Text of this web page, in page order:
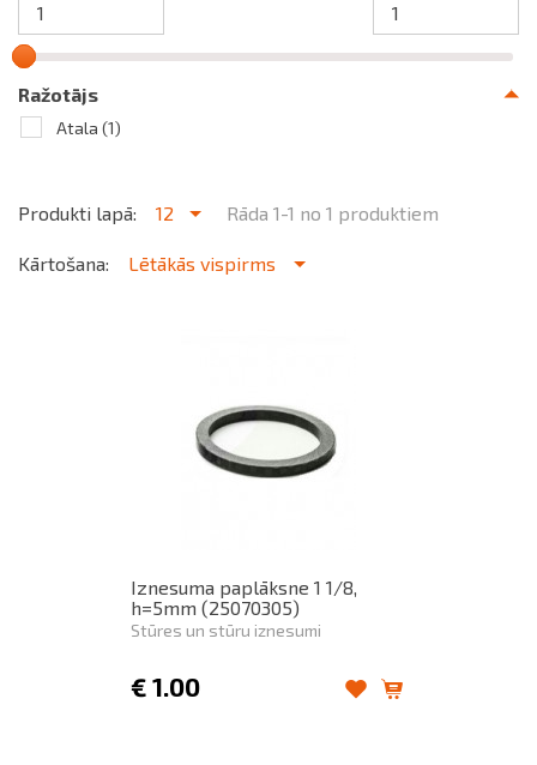
Ražotājs
Atala (1)
Produkti lapā: 12 Rāda 1-1 no 1 produktiem
Kārtošana: Lētākās vispirms
Iznesuma paplāksne 1 1/8,
h=5mm (25070305)
Stūres un stūru iznesumi
€ 1.00